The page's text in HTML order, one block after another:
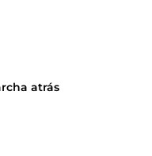
atrás